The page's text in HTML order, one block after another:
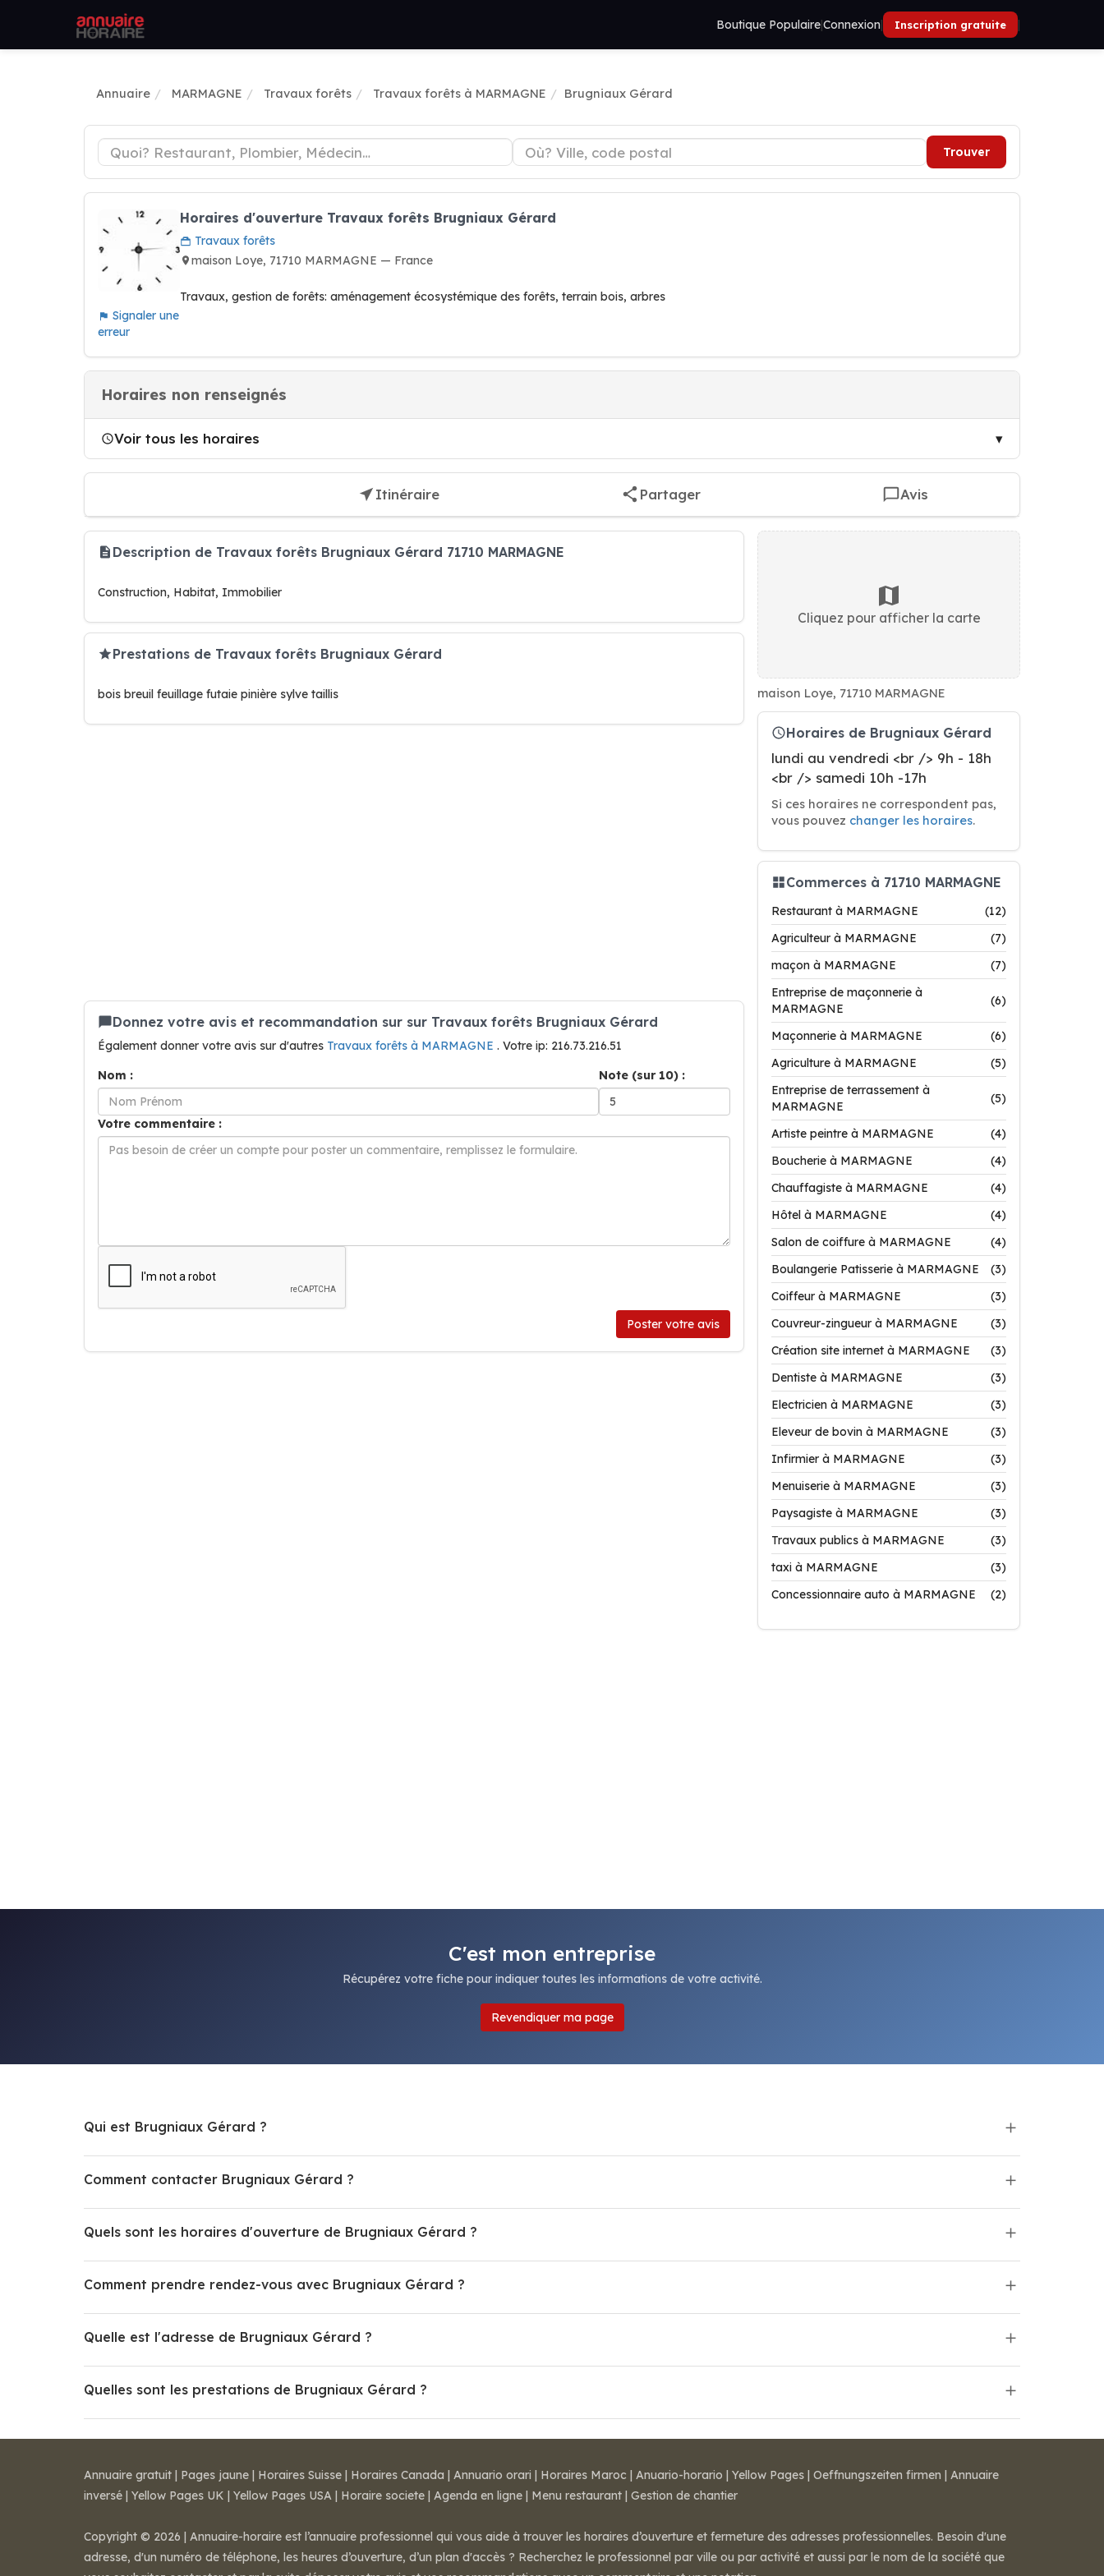
Boutique Populaire|Connexion| Inscription gratuite |
Annuaire MARMAGNE Travaux forêts Travaux forêts à MARMAGNE Brugniaux Gérard
Trouver
Signaler une
erreur
Horaires d'ouverture Travaux forêts Brugniaux Gérard
Travaux forêts
maison Loye, 71710 MARMAGNE — France
Travaux, gestion de forêts: aménagement écosystémique des forêts, terrain bois, arbres
Horaires non renseignés
Voir tous les horaires
Itinéraire Partager Avis
Description de Travaux forêts Brugniaux Gérard 71710 MARMAGNE
Construction, Habitat, Immobilier
Prestations de Travaux forêts Brugniaux Gérard
bois breuil feuillage futaie pinière sylve taillis
Donnez votre avis et recommandation sur sur Travaux forêts Brugniaux Gérard
Également donner votre avis sur d'autres Travaux forêts à MARMAGNE . Votre ip: 216.73.216.51
Nom :
Note (sur 10) :
Votre commentaire :
Poster votre avis
Cliquez pour afficher la carte
maison Loye, 71710 MARMAGNE
Horaires de Brugniaux Gérard
lundi au vendredi <br /> 9h - 18h
<br /> samedi 10h -17h
Si ces horaires ne correspondent pas,
vous pouvez changer les horaires.
Commerces à 71710 MARMAGNE
Restaurant à MARMAGNE
(12)
Agriculteur à MARMAGNE
(7)
maçon à MARMAGNE
(7)
Entreprise de maçonnerie à
MARMAGNE
(6)
Maçonnerie à MARMAGNE
(6)
Agriculture à MARMAGNE
(5)
Entreprise de terrassement à
MARMAGNE
(5)
Artiste peintre à MARMAGNE
(4)
Boucherie à MARMAGNE
(4)
Chauffagiste à MARMAGNE
(4)
Hôtel à MARMAGNE
(4)
Salon de coiffure à MARMAGNE
(4)
Boulangerie Patisserie à MARMAGNE
(3)
Coiffeur à MARMAGNE
(3)
Couvreur-zingueur à MARMAGNE
(3)
Création site internet à MARMAGNE
(3)
Dentiste à MARMAGNE
(3)
Electricien à MARMAGNE
(3)
Eleveur de bovin à MARMAGNE
(3)
Infirmier à MARMAGNE
(3)
Menuiserie à MARMAGNE
(3)
Paysagiste à MARMAGNE
(3)
Travaux publics à MARMAGNE
(3)
taxi à MARMAGNE
(3)
Concessionnaire auto à MARMAGNE
(2)
C'est mon entreprise
Récupérez votre fiche pour indiquer toutes les informations de votre activité.
Revendiquer ma page
Qui est Brugniaux Gérard ?
Comment contacter Brugniaux Gérard ?
Quels sont les horaires d'ouverture de Brugniaux Gérard ?
Comment prendre rendez-vous avec Brugniaux Gérard ?
Quelle est l'adresse de Brugniaux Gérard ?
Quelles sont les prestations de Brugniaux Gérard ?
Annuaire gratuit | Pages jaune | Horaires Suisse | Horaires Canada | Annuario orari | Horaires Maroc | Anuario-horario | Yellow Pages | Oeffnungszeiten firmen | Annuaire
inversé | Yellow Pages UK | Yellow Pages USA | Horaire societe | Agenda en ligne | Menu restaurant | Gestion de chantier
Copyright © 2026 | Annuaire-horaire est l’annuaire professionnel qui vous aide à trouver les horaires d’ouverture et fermeture des adresses professionnelles. Besoin d'une
adresse, d'un numéro de téléphone, les heures d’ouverture, d’un plan d'accès ? Recherchez le professionnel par ville ou par activité et aussi par le nom de la société que